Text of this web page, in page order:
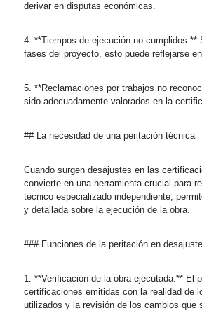
derivar en disputas económicas.
4. **Tiempos de ejecución no
fases del proyecto, esto puede reflejarse
5. **Reclamaciones por trabajos no
sido adecuadamente valorados en la
## La necesidad de una peritación técnica
Cuando surgen desajustes en las
convierte en una herramienta crucial para
técnico especializado independiente,
y detallada sobre la ejecución de la obra.
### Funciones de la peritación en
1. **Verificación de la obra ejecutada:** El
certificaciones emitidas con la realidad de
utilizados y la revisión de los cambios que